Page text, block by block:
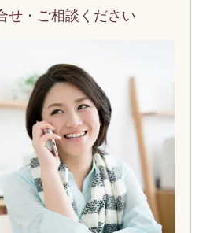
せ・ご相談ください